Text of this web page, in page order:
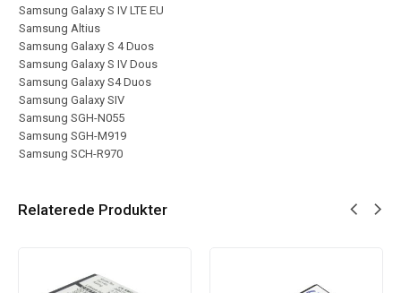
Samsung Galaxy S IV LTE EU
Samsung Altius
Samsung Galaxy S 4 Duos
Samsung Galaxy S IV Dous
Samsung Galaxy S4 Duos
Samsung Galaxy SIV
Samsung SGH-N055
Samsung SGH-M919
Samsung SCH-R970
Relaterede Produkter